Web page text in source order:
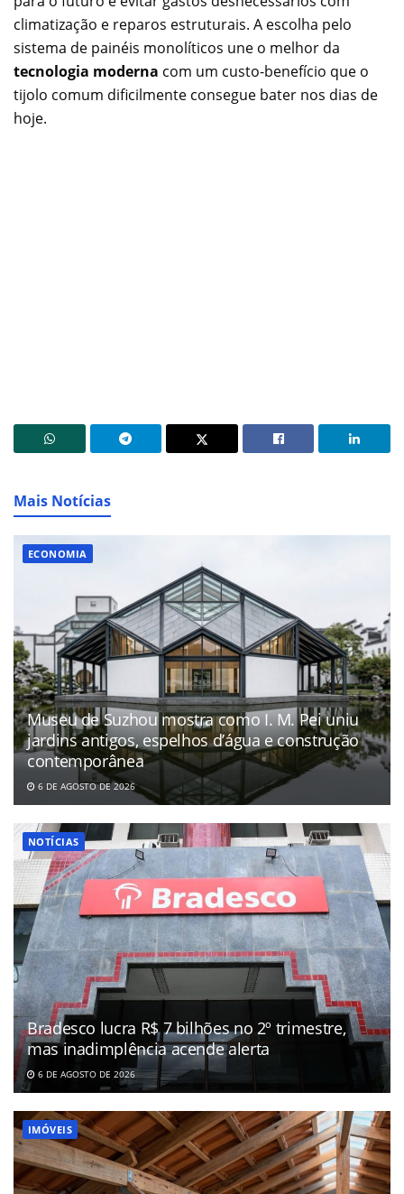
climatização e reparos estruturais. A escolha pelo
sistema de painéis monolíticos une o melhor da
tecnologia moderna com um custo-benefício que o
tijolo comum dificilmente consegue bater nos dias de
hoje.
Mais Notícias
ECONOMIA
Museu de Suzhou mostra como I. M. Pei uniu
jardins antigos, espelhos d’água e construção
contemporânea
6 DE AGOSTO DE 2026
NOTÍCIAS
Bradesco lucra R$ 7 bilhões no 2º trimestre,
mas inadimplência acende alerta
6 DE AGOSTO DE 2026
IMÓVEIS